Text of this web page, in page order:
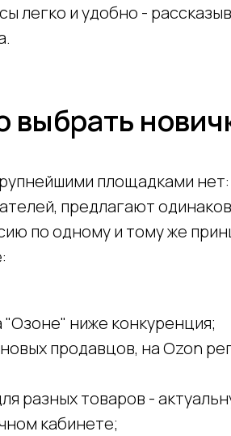
легко и удобно -
выбрать
площадками
предлагают
по одному и тому же
ниже конкуренция;
продавцов, на Ozon
разных товаров -
кабинете;